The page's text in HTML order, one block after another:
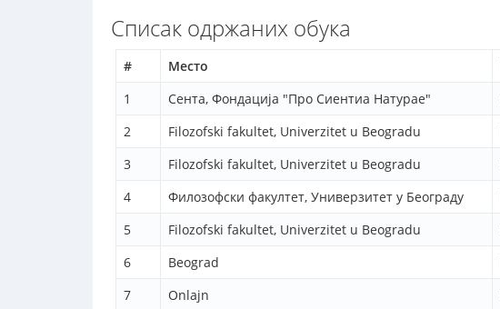
Списак одржаних обука
# Место
1 Сента, Фондација "Про Сиентиа Натурае"
2
Filozofski fakultet, Univerzitet u Beogradu
3
Filozofski fakultet, Univerzitet u Beogradu
4
Филозофски факултет, Универзитет у Београду
5
Filozofski fakultet, Univerzitet u Beogradu
6
Beograd
7
Onlajn